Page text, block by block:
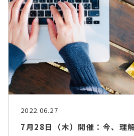
2022.06.27
7月28日（木）開催：今、理